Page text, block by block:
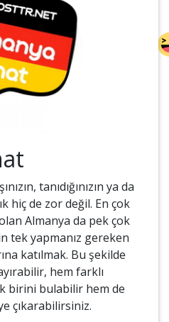
tanıdığınızın ya da
hiç de zor değil. En çok
Almanya da pek çok
tek yapmanız gereken
katılmak. Bu şekilde
hem farklı
birini bulabilir hem de
çıkarabilirsiniz.